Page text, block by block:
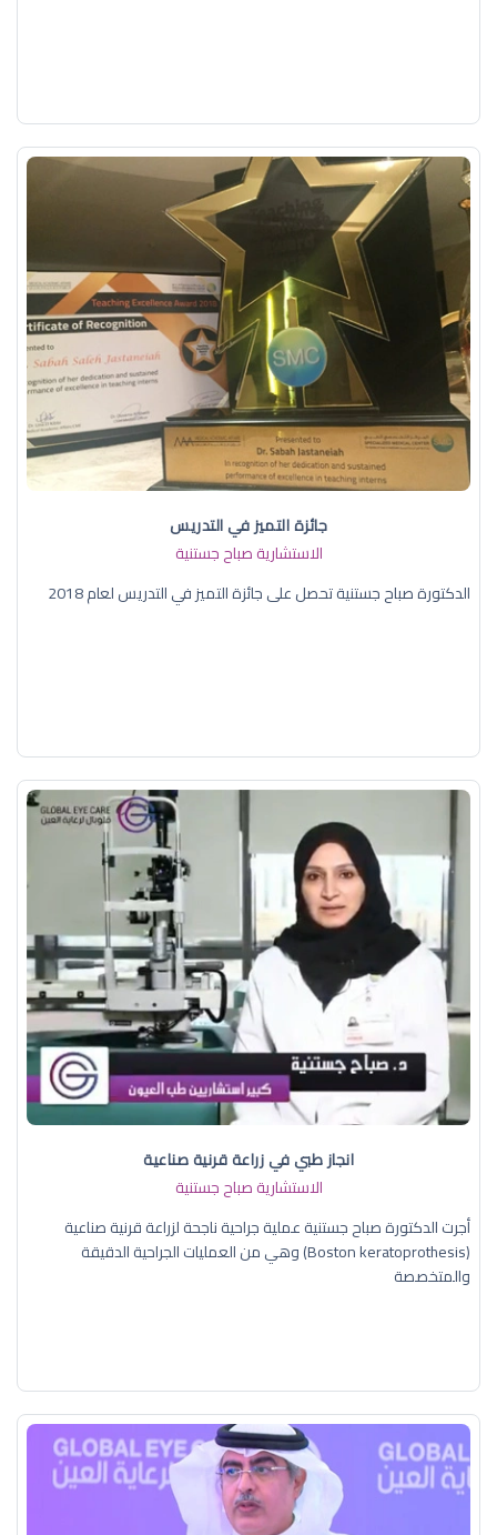
جائزة التميز في التدريس
الاستشارية صباح جستنية
الدكتورة صباح جستنية تحصل على جائزة التميز في التدريس لعام 2018
انجاز طبي في زراعة قرنية صناعية
الاستشارية صباح جستنية
أجرت الدكتورة صباح جستنية عملية جراحية ناجحة لزراعة قرنية صناعية
(Boston keratoprothesis) وهي من العمليات الجراحية الدقيقة
والمتخصصة